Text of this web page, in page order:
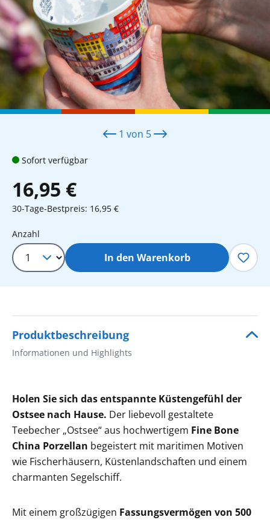
1 von 5
Sofort verfügbar
16,95 €
30-Tage-Bestpreis: 16,95 €
Produkt Anzahl: Gib den
Anzahl
In den Warenkorb
Produktbeschreibung
Informationen und Highlights
Holen Sie sich das entspannte Küstengefühl der
Ostsee nach Hause. Der liebevoll gestaltete
Teebecher „Ostsee“ aus hochwertigem Fine Bone
China Porzellan begeistert mit maritimen Motiven
wie Fischerhäusern, Küstenlandschaften und einem
charmanten Segelschiff.
Mit einem großzügigen Fassungsvermögen von 500